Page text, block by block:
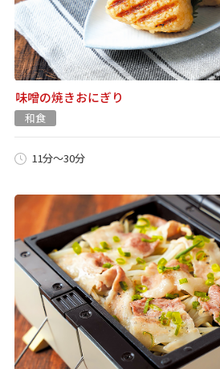
味噌の焼きおにぎり
和食
11分～30分